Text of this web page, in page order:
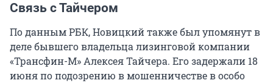
Связь с Тайчером
По данным РБК, Новицкий также был упомянут в
деле бывшего владельца лизинговой компании
«Трансфин-М» Алексея Тайчера. Его задержали 18
июня по подозрению в мошенничестве в особо